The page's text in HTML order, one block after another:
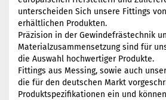
unterscheiden Sich unsere Fittings
erhältlichen Produkten.
Präzision in der Gewindefrästechnik
Materialzusammensetzung sind für
die Auswahl hochwertiger Produkte.
Fittings aus Messing, sowie auch
die für den deutschen Markt
Produktspezifikationen ein und